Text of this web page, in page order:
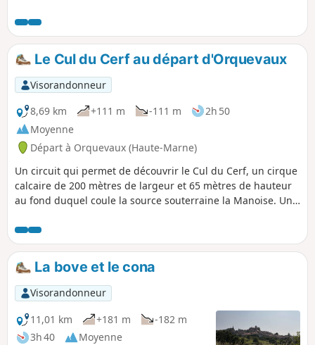
Le Cul du Cerf au départ d'Orquevaux
Visorandonneur
8,69 km
+111 m -111 m
2h 50
Moyenne
Départ à Orquevaux (Haute-Marne)
Un circuit qui permet de découvrir le Cul du Cerf, un cirque
calcaire de 200 mètres de largeur et 65 mètres de hauteur
au fond duquel coule la source souterraine la Manoise. Un
pouvez admirer la source qui jaillit de terre protégée par
une grille métallique. Circuit assez technique avec
quelques difficultés dû à la nature du terrain.
La bove et le cona
Visorandonneur
11,01 km
+181 m
-182 m
3h 40
Moyenne